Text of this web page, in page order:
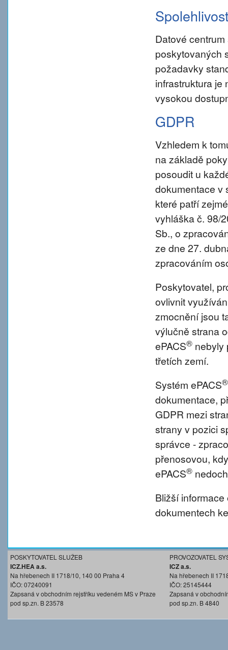
Spolehlivost
Datové
poskytovaných
požadavky
infrastruktura je
vysokou
GDPR
Vzhledem k
na základě
posoudit u
dokumentace v
které patří
vyhláška č. 98/
Sb., o
ze dne 27.
zpracováním
Poskytovatel,
ovlivnit
zmocnění jsou
výlučně strana
ePACS® nebyly
třetích zemí.
Systém ePACS®
dokumentace,
GDPR mezi
strany v pozici
správce -
přenosovou,
ePACS®
Bližší
dokumentech
POSKYTOVATEL SLUŽEB
ICZ.HEA a.s.
Na hřebenech II 1718/10, 140 00 Praha 4
IČO: 07240091
Zapsaná v obchodním rejstříku vedeném MS v Praze
pod sp.zn. B 23578
PROVOZOVATEL
ICZ a.s.
Na hřebenech II
IČO: 25145444
Zapsaná v
pod sp.zn. B 4840